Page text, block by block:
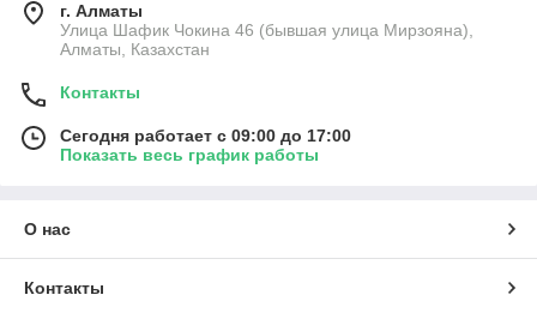
г. Алматы
Улица Шафик Чокина 46 (бывшая улица Мирзояна),
Алматы, Казахстан
Контакты
Сегодня работает с 09:00 до 17:00
Показать весь график работы
О нас
Контакты